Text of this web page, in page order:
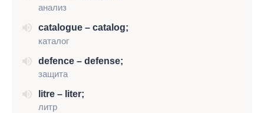
анализ
catalogue – catalog;
каталог
defence – defense;
защита
litre – liter;
литр